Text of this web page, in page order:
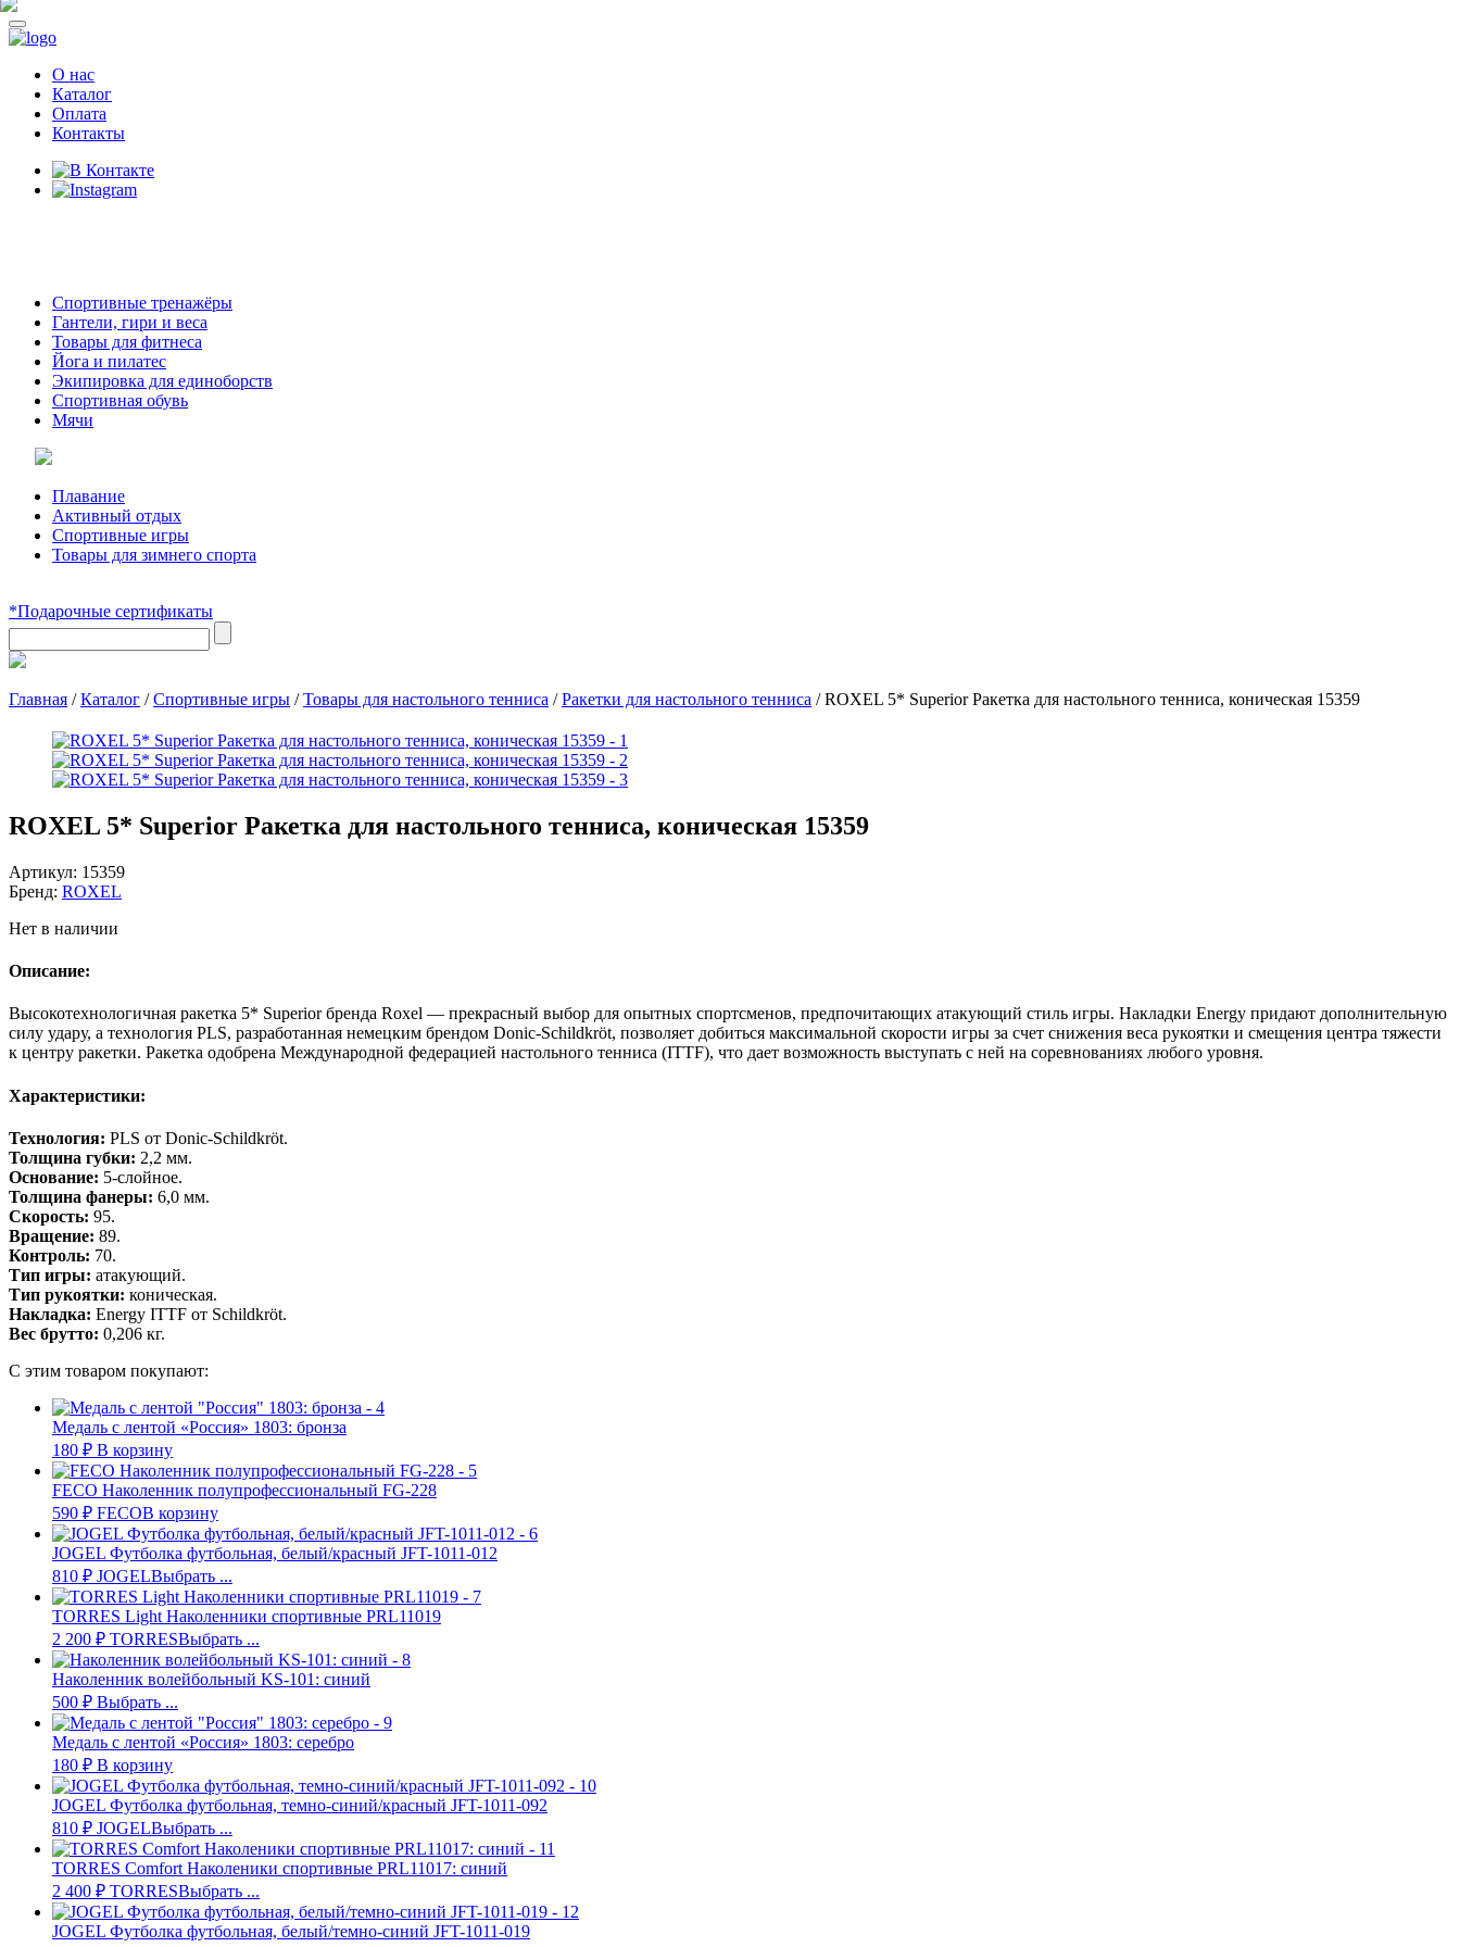
О нас
Каталог
Оплата
Контакты
Спортивные тренажёры
Гантели, гири и веса
Товары для фитнеса
Йога и пилатес
Экипировка для единоборств
Спортивная обувь
Мячи
Плавание
Активный отдых
Спортивные игры
Товары для зимнего спорта
*Подарочные сертификаты
Главная /Каталог /Спортивные игры /Товары для настольного тенниса /Ракетки для настольного тенниса /ROXEL 5* Superior Ракетка для настольного тенниса, коническая 15359
ROXEL 5* Superior Ракетка для настольного тенниса, коническая 15359
Артикул: 15359
Бренд: ROXEL
Нет в наличии
Описание:
Высокотехнологичная ракетка 5* Superior бренда Roxel — прекрасный выбор для опытных спортсменов, предпочитающих атакующий стиль игры. Накладки Energy придают дополнительную
силу удару, а технология PLS, разработанная немецким брендом Donic-Schildkröt, позволяет добиться максимальной скорости игры за счет снижения веса рукоятки и смещения центра тяжести
к центру ракетки. Ракетка одобрена Международной федерацией настольного тенниса (ITTF), что дает возможность выступать с ней на соревнованиях любого уровня.
Характеристики:
Технология: PLS от Donic-Schildkröt.
Толщина губки: 2,2 мм.
Основание: 5-слойное.
Толщина фанеры: 6,0 мм.
Скорость: 95.
Вращение: 89.
Контроль: 70.
Тип игры: атакующий.
Тип рукоятки: коническая.
Накладка: Energy ITTF от Schildkröt.
Вес брутто: 0,206 кг.
С этим товаром покупают:
Медаль с лентой «Россия» 1803: бронза
180 ₽ В корзину
FECO Наколенник полупрофессиональный FG-228
590 ₽ FECOВ корзину
JOGEL Футболка футбольная, белый/красный JFT-1011-012
810 ₽ JOGELВыбрать ...
TORRES Light Наколенники спортивные PRL11019
2 200 ₽ TORRESВыбрать ...
Наколенник волейбольный KS-101: синий
500 ₽ Выбрать ...
Медаль с лентой «Россия» 1803: серебро
180 ₽ В корзину
JOGEL Футболка футбольная, темно-синий/красный JFT-1011-092
810 ₽ JOGELВыбрать ...
TORRES Comfort Наколеники спортивные PRL11017: синий
2 400 ₽ TORRESВыбрать ...
JOGEL Футболка футбольная, белый/темно-синий JFT-1011-019